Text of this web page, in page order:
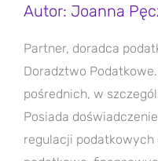
Autor: Joanna
Partner, doradca
Doradztwo
pośrednich, w
Posiada
regulacji